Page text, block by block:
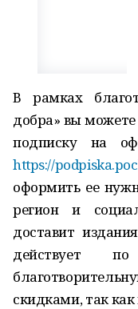
В рамках
добра» вы
подписку на
https://
оформить ее
регион и
доставит
действует
скидками, так